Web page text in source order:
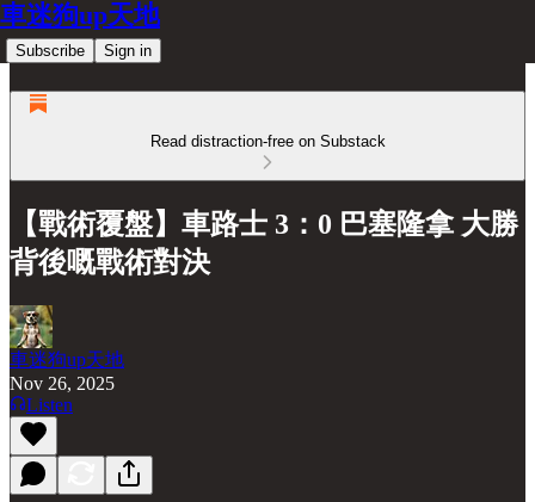
車迷狗up天地
Subscribe Sign in
Read distraction-free on Substack
【戰術覆盤】車路士 3：0 巴塞隆拿 大勝
背後嘅戰術對決
車迷狗up天地
Nov 26, 2025
Listen